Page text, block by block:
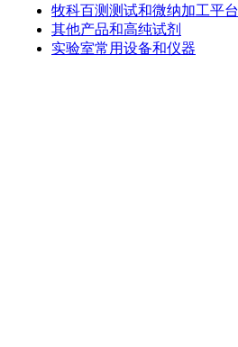
牧科百测测试和微纳加工平台
其他产品和高纯试剂
实验室常用设备和仪器